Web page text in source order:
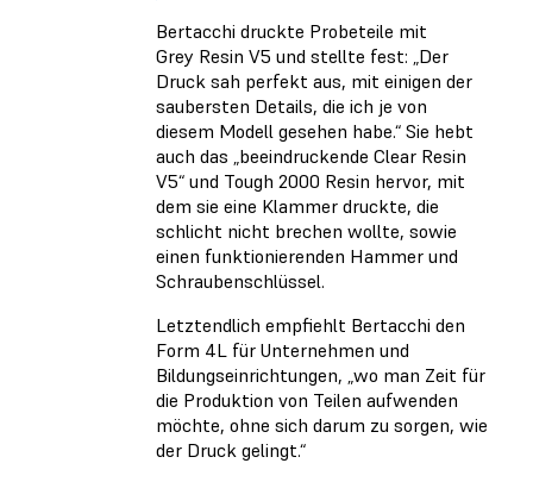
Bertacchi druckte Probeteile mit
Grey Resin V5 und stellte fest: „Der
Druck sah perfekt aus, mit einigen der
saubersten Details, die ich je von
diesem Modell gesehen habe.“ Sie hebt
auch das „beeindruckende Clear Resin
V5“ und Tough 2000 Resin hervor, mit
dem sie eine Klammer druckte, die
schlicht nicht brechen wollte, sowie
einen funktionierenden Hammer und
Schraubenschlüssel.
Letztendlich empfiehlt Bertacchi den
Form 4L für Unternehmen und
Bildungseinrichtungen, „wo man Zeit für
die Produktion von Teilen aufwenden
möchte, ohne sich darum zu sorgen, wie
der Druck gelingt.“